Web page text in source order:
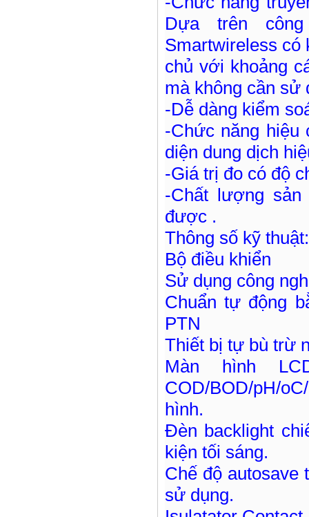
Dựa trên
Smartwireless có
chủ với khoảng
mà không cần sử
-Dễ dàng kiểm
-Chức năng hiệu
diện dung dịch
-Giá trị đo có độ
-Chất lượng
được .
Thông số kỹ thuật:
Bộ điều khiển
Sử dụng công
Chuẩn tự động
PTN
Thiết bị tự bù trừ
Màn hình
COD/BOD/pH/
hình.
Đèn backlight
kiện tối sáng.
Chế độ autosave
sử dụng.